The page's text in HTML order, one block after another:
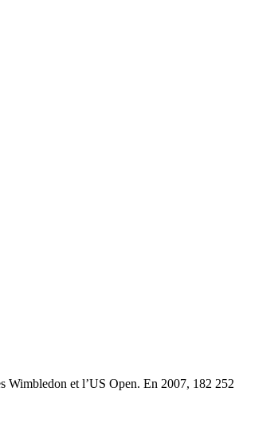
Wimbledon et l’US Open. En 2007, 182 252